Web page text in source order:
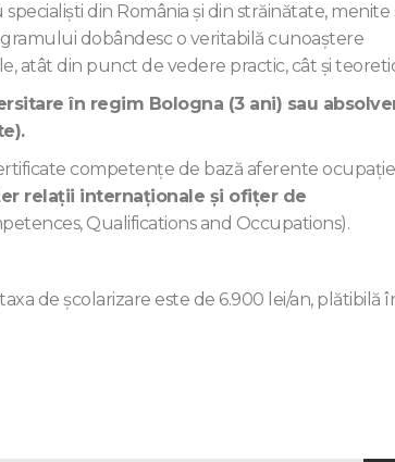
din România şi din străinătate, menite
dobândesc o veritabilă cunoaștere
atât din punct de vedere practic, cât şi
în regim Bologna (3 ani) sau
competențe de bază aferente
relații internaționale și ofițer de
Qualifications and Occupations).
de şcolarizare este de 6.900 lei/an, plătibilă